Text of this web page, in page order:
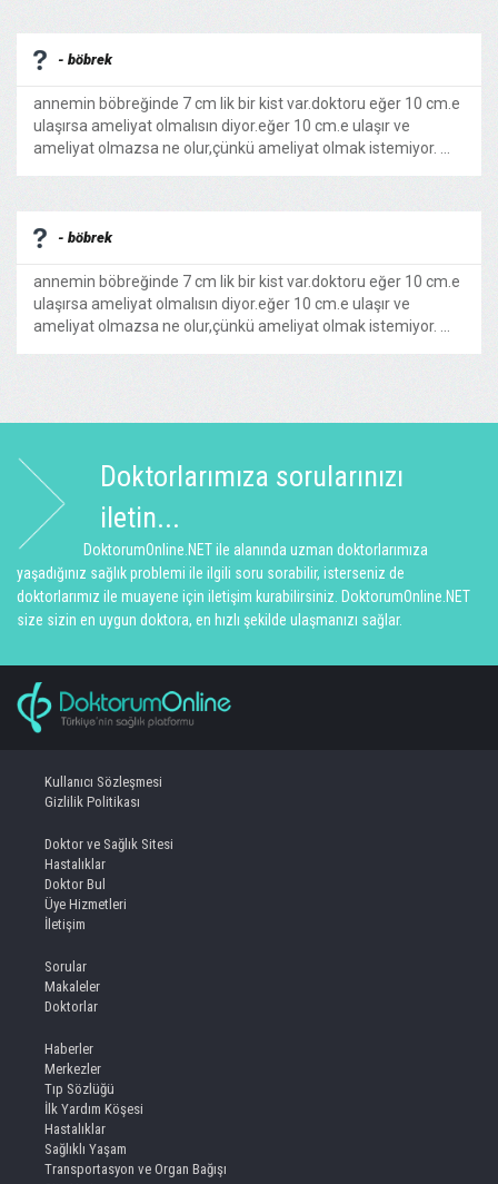
- böbrek
annemin böbreğinde 7 cm lik bir kist var.doktoru eğer 10 cm.e
ulaşırsa ameliyat olmalısın diyor.eğer 10 cm.e ulaşır ve
ameliyat olmazsa ne olur,çünkü ameliyat olmak istemiyor. ...
- böbrek
annemin böbreğinde 7 cm lik bir kist var.doktoru eğer 10 cm.e
ulaşırsa ameliyat olmalısın diyor.eğer 10 cm.e ulaşır ve
ameliyat olmazsa ne olur,çünkü ameliyat olmak istemiyor. ...
Doktorlarımıza sorularınızı
iletin...
DoktorumOnline.NET ile alanında uzman doktorlarımıza
yaşadığınız sağlık problemi ile ilgili soru sorabilir, isterseniz de
doktorlarımız ile muayene için iletişim kurabilirsiniz. DoktorumOnline.NET
size sizin en uygun doktora, en hızlı şekilde ulaşmanızı sağlar.
Kullanıcı Sözleşmesi
Gizlilik Politikası
Doktor ve Sağlık Sitesi
Hastalıklar
Doktor Bul
Üye Hizmetleri
İletişim
Sorular
Makaleler
Doktorlar
Haberler
Merkezler
Tıp Sözlüğü
İlk Yardım Köşesi
Hastalıklar
Sağlıklı Yaşam
Transportasyon ve Organ Bağışı